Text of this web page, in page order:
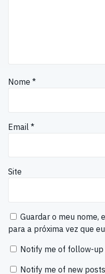
Nome *
Email *
Site
Guardar o meu nome,
para a próxima vez que
Notify me of follow-
Notify me of new